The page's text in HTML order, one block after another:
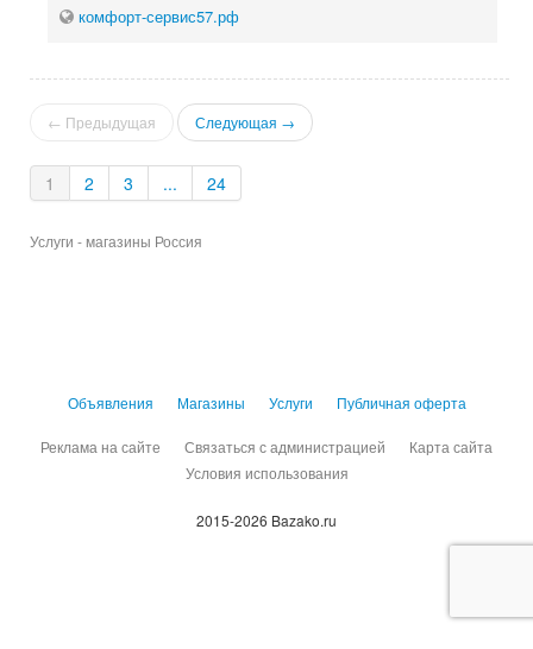
комфорт-сервис57.рф
← Предыдущая Следующая →
1 2 3 ... 24
Услуги - магазины Россия
Объявления Магазины Услуги Публичная оферта
Реклама на сайте Связаться с администрацией
Карта сайта
Условия использования
2015-2026 Bazako.ru